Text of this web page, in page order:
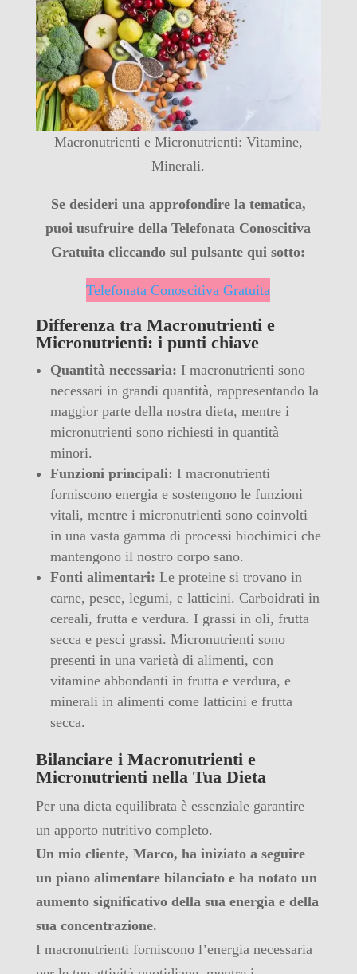
Macronutrienti e Micronutrienti: Vitamine,
Minerali.
Se desideri una approfondire la tematica,
puoi usufruire della Telefonata Conoscitiva
Gratuita cliccando sul pulsante qui sotto:
Telefonata Conoscitiva Gratuita
Differenza tra Macronutrienti e
Micronutrienti: i punti chiave
Quantità necessaria: I macronutrienti sono
necessari in grandi quantità, rappresentando la
maggior parte della nostra dieta, mentre i
micronutrienti sono richiesti in quantità
minori.
Funzioni principali: I macronutrienti
forniscono energia e sostengono le funzioni
vitali, mentre i micronutrienti sono coinvolti
in una vasta gamma di processi biochimici che
mantengono il nostro corpo sano.
Fonti alimentari: Le proteine si trovano in
carne, pesce, legumi, e latticini. Carboidrati in
cereali, frutta e verdura. I grassi in oli, frutta
secca e pesci grassi. Micronutrienti sono
presenti in una varietà di alimenti, con
vitamine abbondanti in frutta e verdura, e
minerali in alimenti come latticini e frutta
secca.
Bilanciare i Macronutrienti e
Micronutrienti nella Tua Dieta
Per una dieta equilibrata è essenziale garantire
un apporto nutritivo completo.
Un mio cliente, Marco, ha iniziato a seguire
un piano alimentare bilanciato e ha notato un
aumento significativo della sua energia e della
sua concentrazione.
I macronutrienti forniscono l’energia necessaria